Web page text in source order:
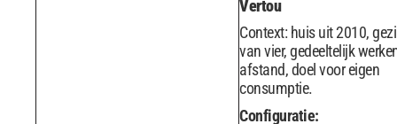
Vertou
Context: huis uit 2010,
van vier, gedeeltelijk
afstand, doel voor eigen
consumptie.
Configuratie: